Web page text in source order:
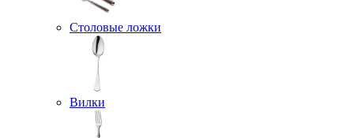
Столовые ложки
Вилки